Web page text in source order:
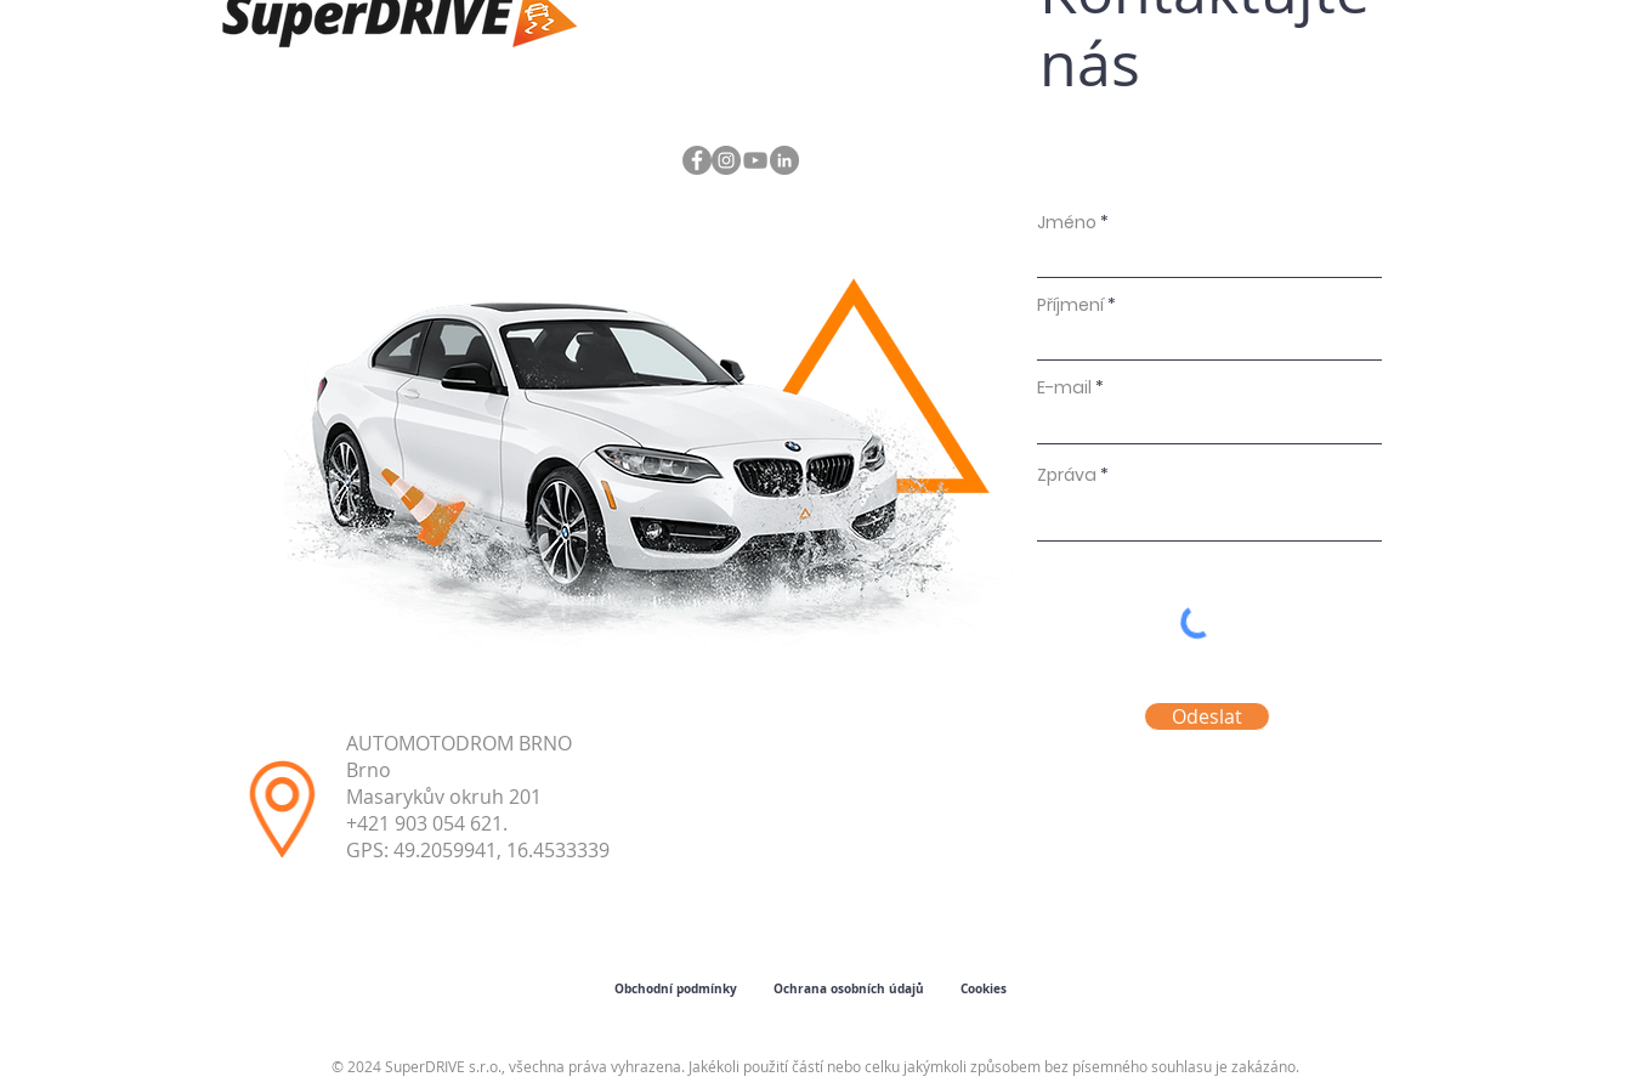
nás
AUTOMOTODROM BRNO
Brno
Masarykův okruh 201
+421 903 054 621.
GPS: 49.2059941, 16.4533339
Jméno
Příjmení
E-mail
Zpráva
Odeslat
Obchodní podmínky Ochrana osobních údajů Cookies
© 2024 SuperDRIVE s.r.o., všechna práva vyhrazena. Jakékoli použití částí nebo celku jakýmkoli způsobem bez písemného souhlasu je zakázáno.